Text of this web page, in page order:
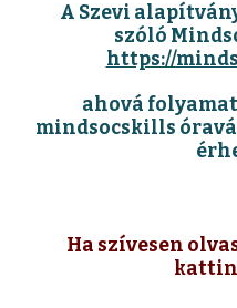
A Szevi
szóló
https://
ahová
mindsocskills
Ha szívesen